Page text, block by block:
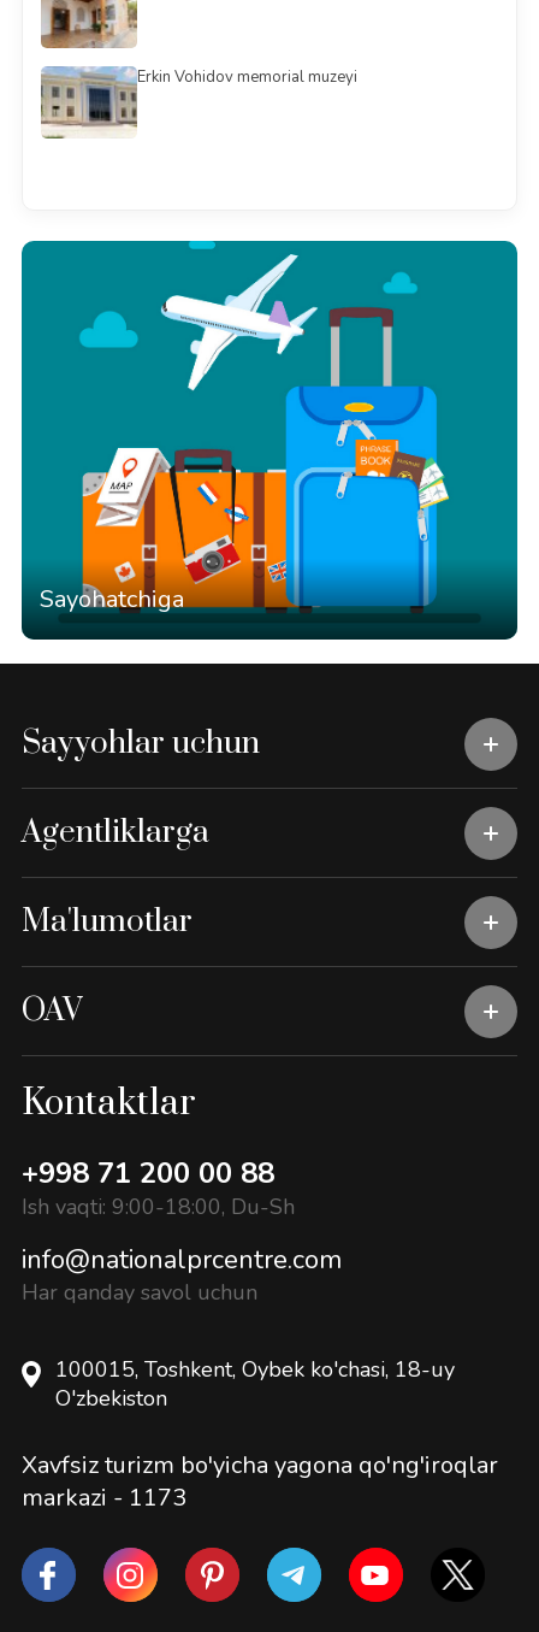
Erkin Vohidov memorial muzeyi
Sayohatchiga
Sayyohlar uchun
Agentliklarga
Ma'lumotlar
OAV
Kontaktlar
+998 71 200 00 88
Ish vaqti: 9:00-18:00, Du-Sh
info@nationalprcentre.com
Har qanday savol uchun
100015, Toshkent, Oybek ko'chasi, 18-uy
O'zbekiston
Xavfsiz turizm bo'yicha yagona qo'ng'iroqlar
markazi - 1173